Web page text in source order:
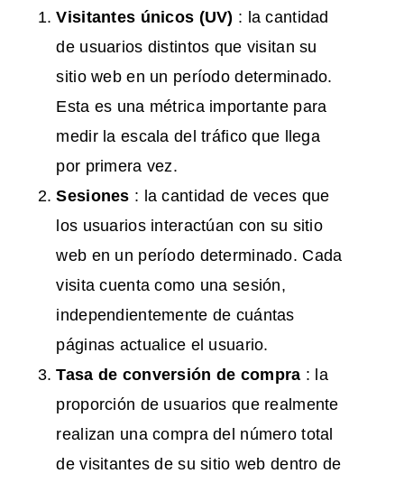
Visitantes únicos (UV) : la cantidad
de usuarios distintos que visitan su
sitio web en un período determinado.
Esta es una métrica importante para
medir la escala del tráfico que llega
por primera vez.
Sesiones : la cantidad de veces que
los usuarios interactúan con su sitio
web en un período determinado. Cada
visita cuenta como una sesión,
independientemente de cuántas
páginas actualice el usuario.
Tasa de conversión de compra : la
proporción de usuarios que realmente
realizan una compra del número total
de visitantes de su sitio web dentro de